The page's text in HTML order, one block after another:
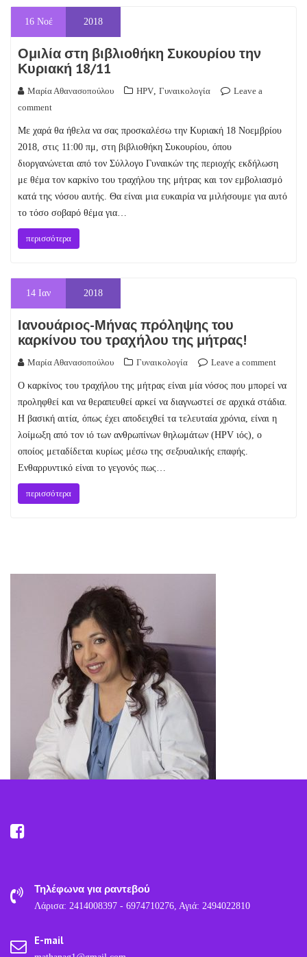
16 Νοέ 2018
Ομιλία στη βιβλιοθήκη Συκουρίου την
Κυριακή 18/11
Μαρία Αθανασοπούλου HPV, Γυναικολογία
Leave a
comment
Με χαρά θα ήθελα να σας προσκαλέσω την Κυριακή 18 Νοεμβρίου
2018, στις 11:00 πμ, στη βιβλιοθήκη Συκουρίου, όπου
διοργανώνεται από τον Σύλλογο Γυναικών της περιοχής εκδήλωση
με θέμα τον καρκίνο του τραχήλου της μήτρας και τον εμβολιασμό
κατά της νόσου αυτής. Θα είναι μια ευκαιρία να μιλήσουμε για αυτό
το τόσο σοβαρό θέμα για…
περισσότερα
14 Ιαν 2018
Ιανουάριος-Μήνας πρόληψης του
καρκίνου του τραχήλου της μήτρας!
Μαρία Αθανασοπούλου Γυναικολογία Leave a comment
Ο καρκίνος του τραχήλου της μήτρας είναι μία νόσος που μπορεί να
προληφθεί και να θεραπευθεί αρκεί να διαγνωστεί σε αρχικά στάδια.
Η βασική αιτία, όπως έχει αποδειχθεί τα τελευταία χρόνια, είναι η
λοίμωξη από τον ιό των ανθρωπίνων θηλωμάτων (HPV ιός), ο
οποίος μεταδίδεται κυρίως μέσω της σεξουαλικής επαφής.
Ενθαρρυντικό είναι το γεγονός πως…
περισσότερα
Τηλέφωνα για ραντεβού
Λάρισα: 2414008397 - 6974710276, Αγιά: 2494022810
E-mail